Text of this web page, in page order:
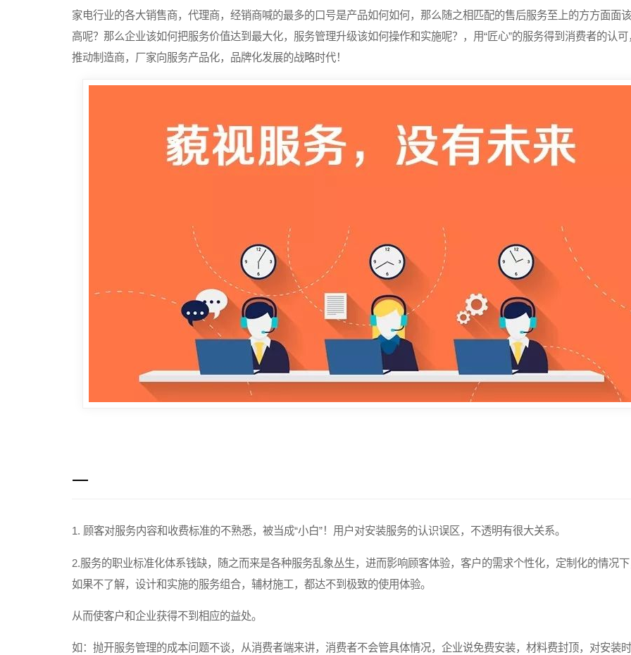
家电行业的各大销售商，代理商，经销商喊的最多的口号是产品如何如何，那么随之相匹配的售后服务至上的方方面面
高呢？那么企业该如何把服务价值达到最大化，服务管理升级该如何操作和实施呢？，用“匠心”的服务得到消费者的认可
推动制造商，厂家向服务产品化，品牌化发展的战略时代！
一
1. 顾客对服务内容和收费标准的不熟悉，被当成“小白”！用户对安装服务的认识误区，不透明有很大关系。
2.服务的职业标准化体系钱缺，随之而来是各种服务乱象丛生，进而影响顾客体验，客户的需求个性化，定制化的情况
如果不了解，设计和实施的服务组合，辅材施工，都达不到极致的使用体验。
从而使客户和企业获得不到相应的益处。
如：抛开服务管理的成本问题不谈，从消费者端来讲，消费者不会管具体情况，企业说免费安装，材料费封顶，对安装